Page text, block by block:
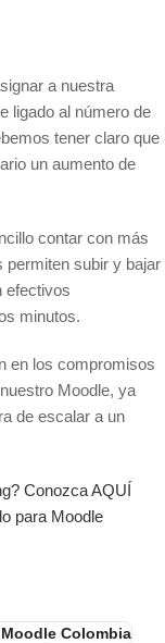
a nuestra
ligado al número de
tener claro que
un aumento de
contar con más
permiten subir y bajar
efectivos
minutos.
en los compromisos
Moodle, ya
de escalar a un
Conozca AQUÍ
para Moodle
Colombia